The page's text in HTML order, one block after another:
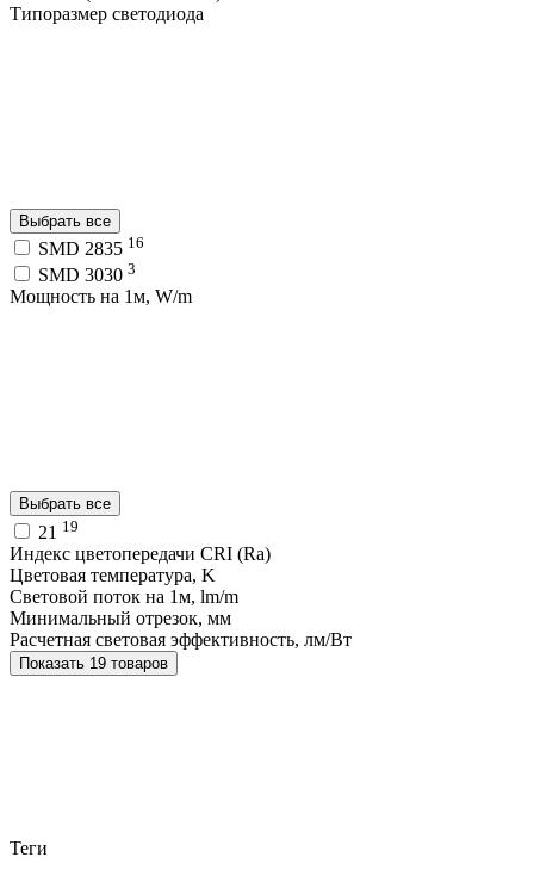
Типоразмер светодиода
Выбрать все
SMD 2835 16
SMD 3030 3
Мощность на 1м, W/m
Выбрать все
21 19
Индекс цветопередачи CRI (Ra)
Цветовая температура, K
Световой поток на 1м, lm/m
Минимальный отрезок, мм
Расчетная световая эффективность, лм/Вт
Показать 19 товаров
Теги